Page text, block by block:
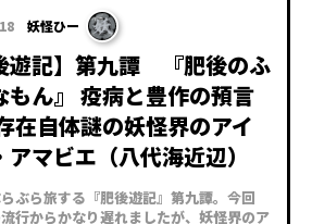
妖怪ひー
遊記】第九譚 『肥後のふ
もん』 疫病と豊作の預言
在自体謎の妖怪界のアイ
アマビエ（八代海近辺）
ぶら旅する『肥後遊記』第九譚。今回
行からかなり遅れましたが、妖怪界のア